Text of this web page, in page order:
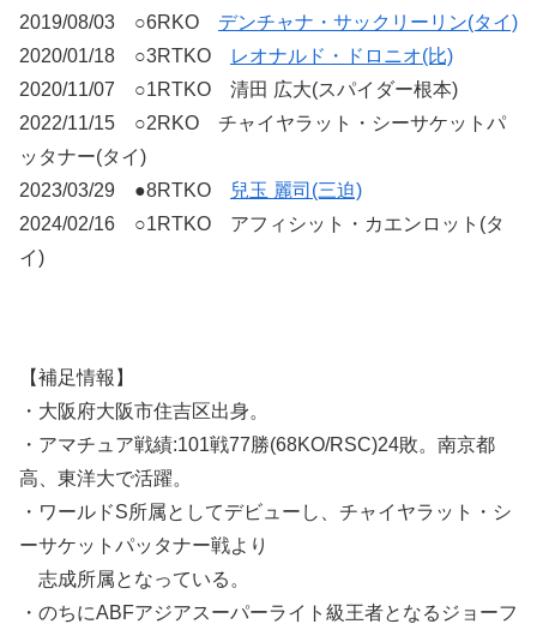
2019/08/03 ○6RKO デンチャナ・サックリーリン(タイ)
2020/01/18 ○3RTKO
レオナルド・ドロニオ(比)
2020/11/07 ○1RTKO 清田 広大(スパイダー根本)
2022/11/15 ○2RKO チャイヤラット・シーサケットパ
ッタナー(タイ)
2023/03/29 ●8RTKO
兒玉 麗司(三迫)
2024/02/16 ○1RTKO アフィシット・カエンロット(タ
イ)
【補足情報】
・大阪府大阪市住吉区出身。
・アマチュア戦績:101戦77勝(68KO/RSC)24敗。南京都
高、東洋大で活躍。
・ワールドS所属としてデビューし、チャイヤラット・シ
ーサケットパッタナー戦より
志成所属となっている。
・のちにABFアジアスーパーライト級王者となるジョーフ